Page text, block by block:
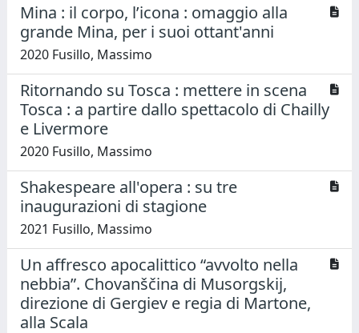
Mina : il corpo, l’icona : omaggio alla
grande Mina, per i suoi ottant'anni
2020 Fusillo, Massimo
Ritornando su Tosca : mettere in scena
Tosca : a partire dallo spettacolo di Chailly
e Livermore
2020 Fusillo, Massimo
Shakespeare all'opera : su tre
inaugurazioni di stagione
2021 Fusillo, Massimo
Un affresco apocalittico “avvolto nella
nebbia”. Chovanščina di Musorgskij,
direzione di Gergiev e regia di Martone,
alla Scala